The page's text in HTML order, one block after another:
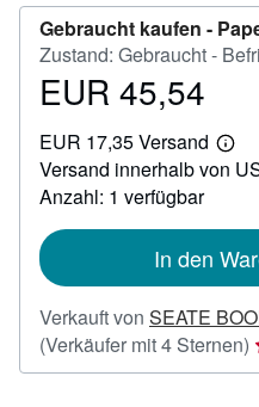
Gebraucht kaufen -
Zustand: Gebraucht -
Preis
45,54
EUR 45,54
EUR 17,35 Versand
Versand innerhalb von
Anzahl: 1 verfügbar
In den
Verkauft von SEATE
(Verkäufer mit 4 Sternen)